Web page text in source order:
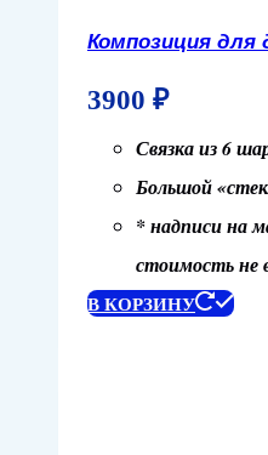
Композиция для
3900 ₽
Связка из 6
Большой
* надписи на
стоимость не
В КОРЗИНУ